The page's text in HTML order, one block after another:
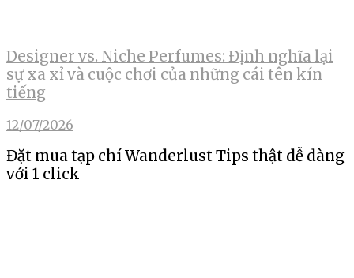
Designer vs. Niche Perfumes: Định nghĩa lại
sự xa xỉ và cuộc chơi của những cái tên kín
tiếng
12/07/2026
Đặt mua tạp chí Wanderlust Tips thật dễ dàng
với 1 click